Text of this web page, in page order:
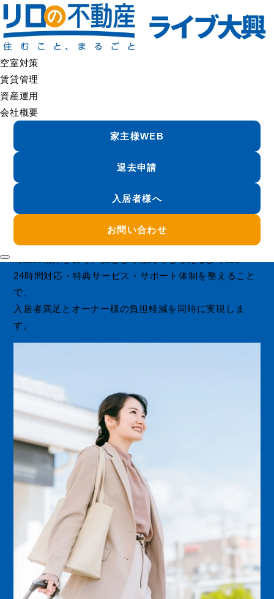
空室対策
賃貸管理
資産運用
会社概要
家主様WEB
退去申請
入居者様へ
お問い合わせ
入居者サービス
Resident Services
入居者満足が高い物件は、
オーナーの収益は、
その分だけ安定する。
24時間対応・特典サービス・サポート体制を整えること
で、
入居者満足とオーナー様の負担軽減を同時に実現しま
す。